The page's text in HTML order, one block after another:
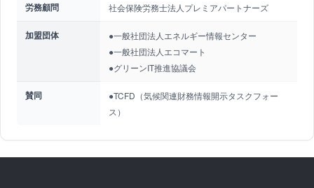
労務顧問 社会保険労務士法人プレミアパートナーズ
加盟団体
●一般社団法人エネルギー情報センター
●一般社団法人エコマート
●グリーンIT推進協議会
賛同
●TCFD（気候関連財務情報開示タスクフォー
ス）